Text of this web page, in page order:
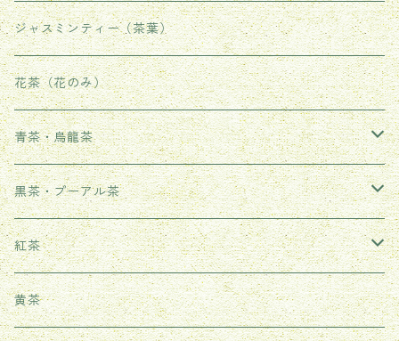
ジャスミンティー（茶葉）
花茶（花のみ）
青茶・烏龍茶
武夷岩茶
鳳凰単叢
鉄観音
黒茶・プーアル茶
生茶
熟茶
紅茶
武夷紅茶
黄茶